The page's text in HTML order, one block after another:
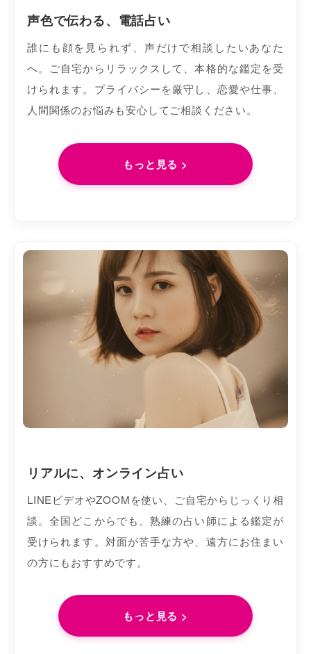
声色で伝わる、電話占い
誰にも顔を見られず、声だけで相談したいあなた
へ。ご自宅からリラックスして、本格的な鑑定を受
けられます。プライバシーを厳守し、恋愛や仕事、
人間関係のお悩みも安心してご相談ください。
もっと見る >
リアルに、オンライン占い
LINEビデオやZOOMを使い、ご自宅からじっくり相
談。全国どこからでも、熟練の占い師による鑑定が
受けられます。対面が苦手な方や、遠方にお住まい
の方にもおすすめです。
もっと見る >